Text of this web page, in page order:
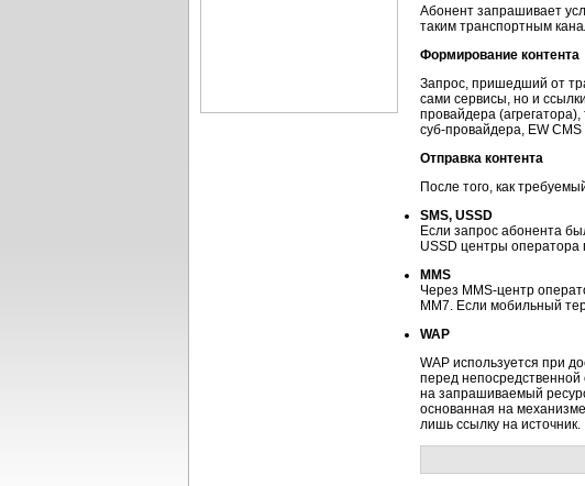
Абонент запрашивает
таким транспортным
Формирование контента
Запрос, пришедший от
сами сервисы, но и
провайдера
суб-провайдера, EW
Отправка контента
После того, как
SMS, USSD
Если запрос абонента
USSD центры оператора
MMS
Через MMS-центр
MM7. Если мобильный
WAP
WAP используется при
перед
на запрашиваемый
основанная на
лишь ссылку на источник.